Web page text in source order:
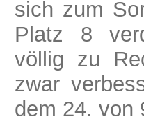
sich zum
Platz 8
völlig zu
zwar
dem 24. von